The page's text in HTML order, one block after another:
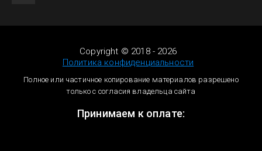
Copyright © 2018 - 2026
Политика конфиденциальности
Полное или частичное копирование материалов разрешено
только с согласия владельца сайта
Принимаем к оплате: